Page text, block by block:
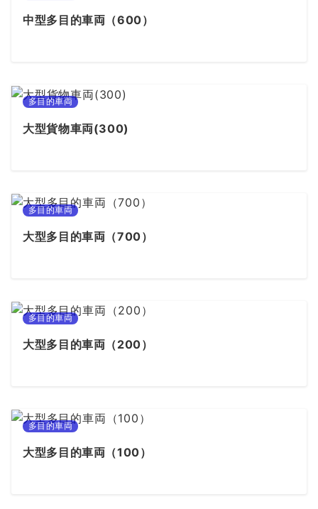
中型多目的車両（600）
多目的車両
大型貨物車両(300)
多目的車両
大型多目的車両（700）
多目的車両
大型多目的車両（200）
多目的車両
大型多目的車両（100）